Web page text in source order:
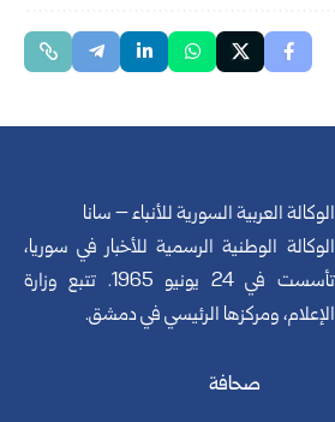
الوكالة العربية السورية للأنباء – سانا
الوكالة الوطنية الرسمية للأخبار في سوريا،
تأسست في 24 يونيو 1965. تتبع وزارة
الإعلام، ومركزها الرئيسي في دمشق.
صحافة